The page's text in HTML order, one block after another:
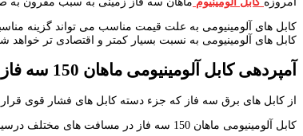
کابل های آلومینیومی به علت قیمت مناسب می تواند گزینه
کابل های آلومینیومی به نسبت بسیار کمتر و اقتصادی تر خواهد
آمپردهی کابل آلومینیومی ماهان 150 سه فاز در مسافت های مختلف
از کابل های برق سه فاز که جزء دسته کابل های فشار قوی
کابل آلومینیومی ماهان 150 سه فاز در مسافت های مختلف درسیستم های برق سه فاز آمپراژهای مختلفی را تامین میکند که به شرح زیر می باشد: